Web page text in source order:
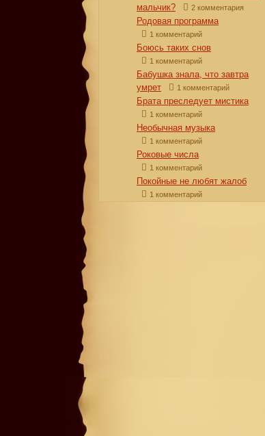
мальчик?
2 комментария
Родовая программа
1 комментарий
Боюсь таких снов
1 комментарий
Бабушка знала, что завтра
умрет
1 комментарий
Брата преследует мистика
1 комментарий
Необычная музыка
1 комментарий
Роковые числа
1 комментарий
Покойные не любят жалоб
1 комментарий